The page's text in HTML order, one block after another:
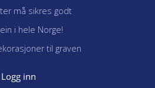
må sikres godt
i hele Norge!
til graven
Logg inn